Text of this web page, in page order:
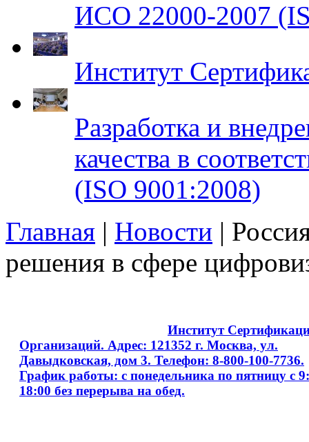
ИСО 22000-2007
Институт
Разработка и
качества в
(ISO 9001:2008)
Главная | Новости |
решения в сфере
Институт
Организаций. Адрес: 121352 г. Москва, ул.
Давыдковская, дом 3. Телефон: 8-800-100-7736.
График работы: с понедельника по пятницу с
18:00 без перерыва на обед.